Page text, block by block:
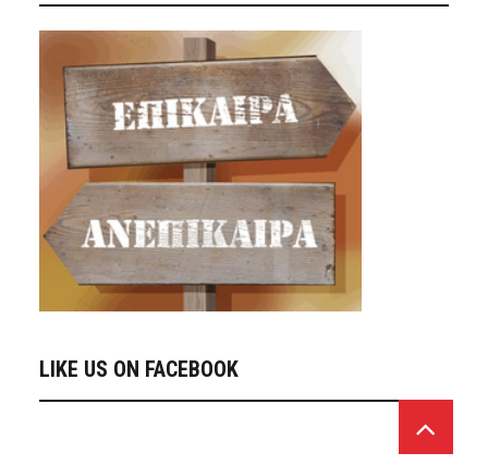
LIKE US ON FACEBOOK